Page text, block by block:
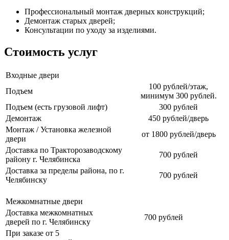
Профессиональный монтаж дверных конструкций;
Демонтаж старых дверей;
Консультации по уходу за изделиями.
Стоимость услуг
Входные двери
Подъем
100 рублей/этаж,
минимум 300 рублей.
Подъем (есть грузовой лифт)
300 рублей
Демонтаж
450 рублей/дверь
Монтаж / Установка железной
двери
от 1800 рублей/дверь
Доставка по Тракторозаводскому
району г. Челябинска
700 рублей
Доставка за пределы района, по г.
Челябинску
700 рублей
Межкомнатные двери
Доставка межкомнатных
дверей по г. Челябинску
700 рублей
При заказе от 5